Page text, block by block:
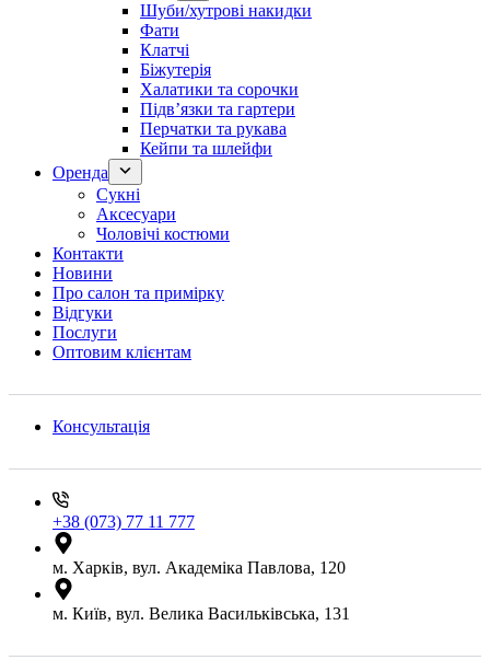
Шуби/хутрові накидки
Фати
Клатчі
Біжутерія
Халатики та сорочки
Підвʼязки та гартери
Перчатки та рукава
Кейпи та шлейфи
Оренда
Сукні
Аксесуари
Чоловічі костюми
Контакти
Новини
Про салон та примірку
Відгуки
Послуги
Оптовим клієнтам
Консультація
+38 (073) 77 11 777
м. Харків, вул. Академіка Павлова, 120
м. Київ, вул. Велика Васильківська, 131